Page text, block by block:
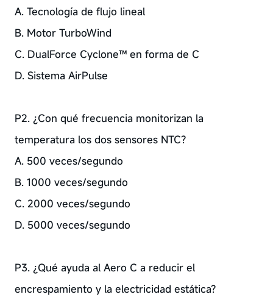
A. Tecnología de flujo lineal
B. Motor TurboWind
C. DualForce Cyclone™ en forma de C
D. Sistema AirPulse
P2. ¿Con qué frecuencia monitorizan la
temperatura los dos sensores NTC?
A. 500 veces/segundo
B. 1000 veces/segundo
C. 2000 veces/segundo
D. 5000 veces/segundo
P3. ¿Qué ayuda al Aero C a reducir el
encrespamiento y la electricidad estática?